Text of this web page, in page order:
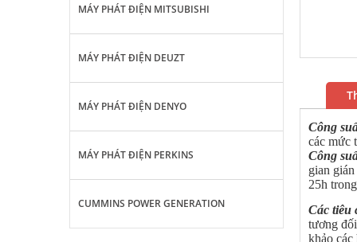
MÁY PHÁT ĐIỆN MITSUBISHI
MÁY PHÁT ĐIỆN DEUZT
MÁY PHÁT ĐIỆN DENYO
MÁY PHÁT ĐIỆN PERKINS
CUMMINS POWER GENERATION
Công
các mức
Công
gian
25h
Các tiêu
tương
khảo các